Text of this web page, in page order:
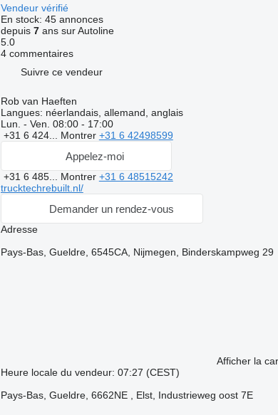
Vendeur vérifié
En stock: 45 annonces
depuis 7ans sur Autoline
5.0
4 commentaires
Suivre ce vendeur
Rob van Haeften
Langues: néerlandais, allemand, anglais
Lun. - Ven. 08:00 - 17:00
+31 6 424... Montrer +31 6 42498599
Appelez-moi
+31 6 485... Montrer +31 6 48515242
trucktechrebuilt.nl/
Demander un rendez-vous
Adresse
Pays-Bas, Gueldre, 6545CA, Nijmegen, Binderskampweg 29
Afficher la
Heure locale du vendeur: 07:27 (CEST)
Pays-Bas, Gueldre, 6662NE , Elst, Industrieweg oost 7E